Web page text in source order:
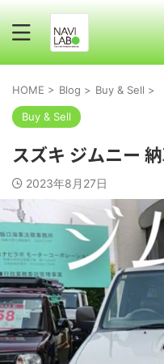
HOME > Blog > Buy & Sell >
Buy & Sell
スズキ ジムニー 納
2023年8月27日